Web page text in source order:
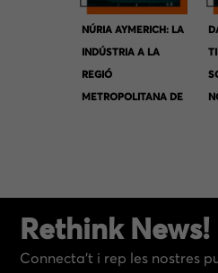
NÚRIA AYMERICH: LA
INDÚSTRIA A LA
REGIÓ
METROPOLITANA DE
Rethink News!
Connecta’t i rep les nostres